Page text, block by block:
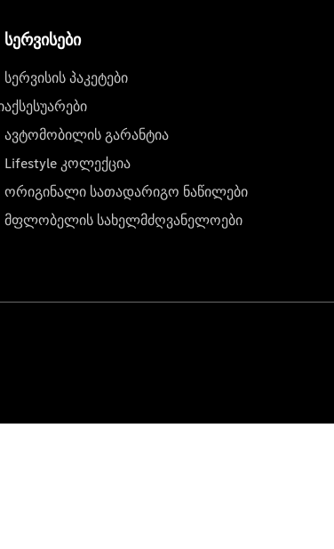
სერვისები
სერვისის პაკეტები
აქსესუარები
ავტომობილის გარანტია
Lifestyle კოლექცია
ორიგინალი სათადარიგო ნაწილები
მფლობელის სახელმძღვანელოები